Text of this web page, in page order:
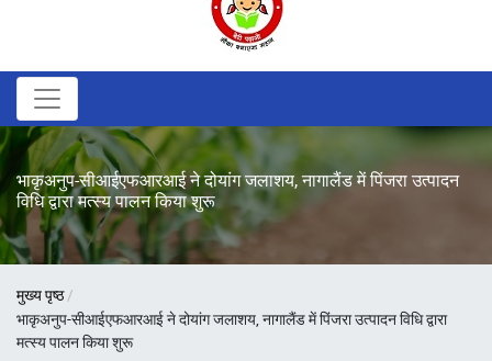
भाकृअनुप-सीआईएफआरआई ने दोयांग जलाशय, नागालैंड में पिंजरा उत्पादन
विधि द्वारा मत्स्य पालन किया शुरू
पग
चिन्ह
मुख्य पृष्ठ
भाकृअनुप-सीआईएफआरआई ने दोयांग जलाशय, नागालैंड में पिंजरा उत्पादन विधि द्वारा
मत्स्य पालन किया शुरू